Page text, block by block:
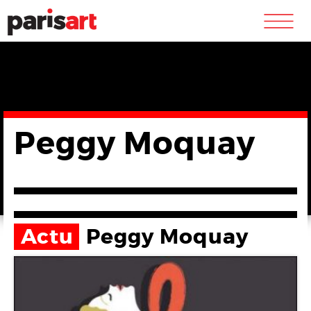
m
Peggy Moquay
Actu Peggy Moquay